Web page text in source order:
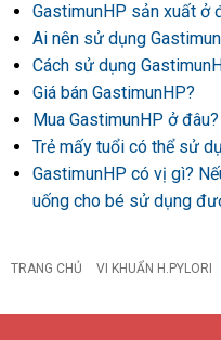
GastimunHP sản xuất ở
Ai nên sử dụng
Cách sử dụng
Giá bán GastimunHP?
Mua GastimunHP ở đâu?
Trẻ mấy tuổi có thể sử
GastimunHP có vị gì?
uống cho bé sử dụng
TRANG CHỦ VI KHUẨN H.PYLORI